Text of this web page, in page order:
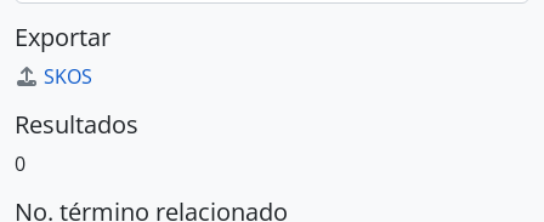
Exportar
SKOS
Resultados
0
No. término relacionado